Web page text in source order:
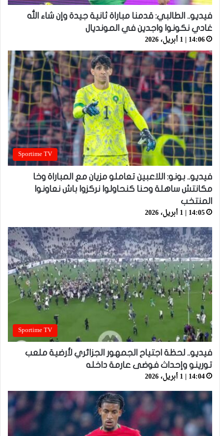
فيديو.. الطالبي: قدمنا مباراة ثانية جيدة وإن شاء الله
غادي نكونوا واجدين في المونديال
14:06 | 1 أبريل، 2026
Sportime TV
فيديو.. بونو: اللاعبين تعاملو مزيان مع المباراة وخا
مكانتش ساهلة وحنا كنحاولوا نركزوا باش نعاونوا
المنتخب
14:05 | 1 أبريل، 2026
Sportime TV
فيديو.. لحظة اجتياح الجمهور الجزائري لأرضية ملعب
تورينو وإحداث فوضى عارمة داخله
14:04 | 1 أبريل، 2026